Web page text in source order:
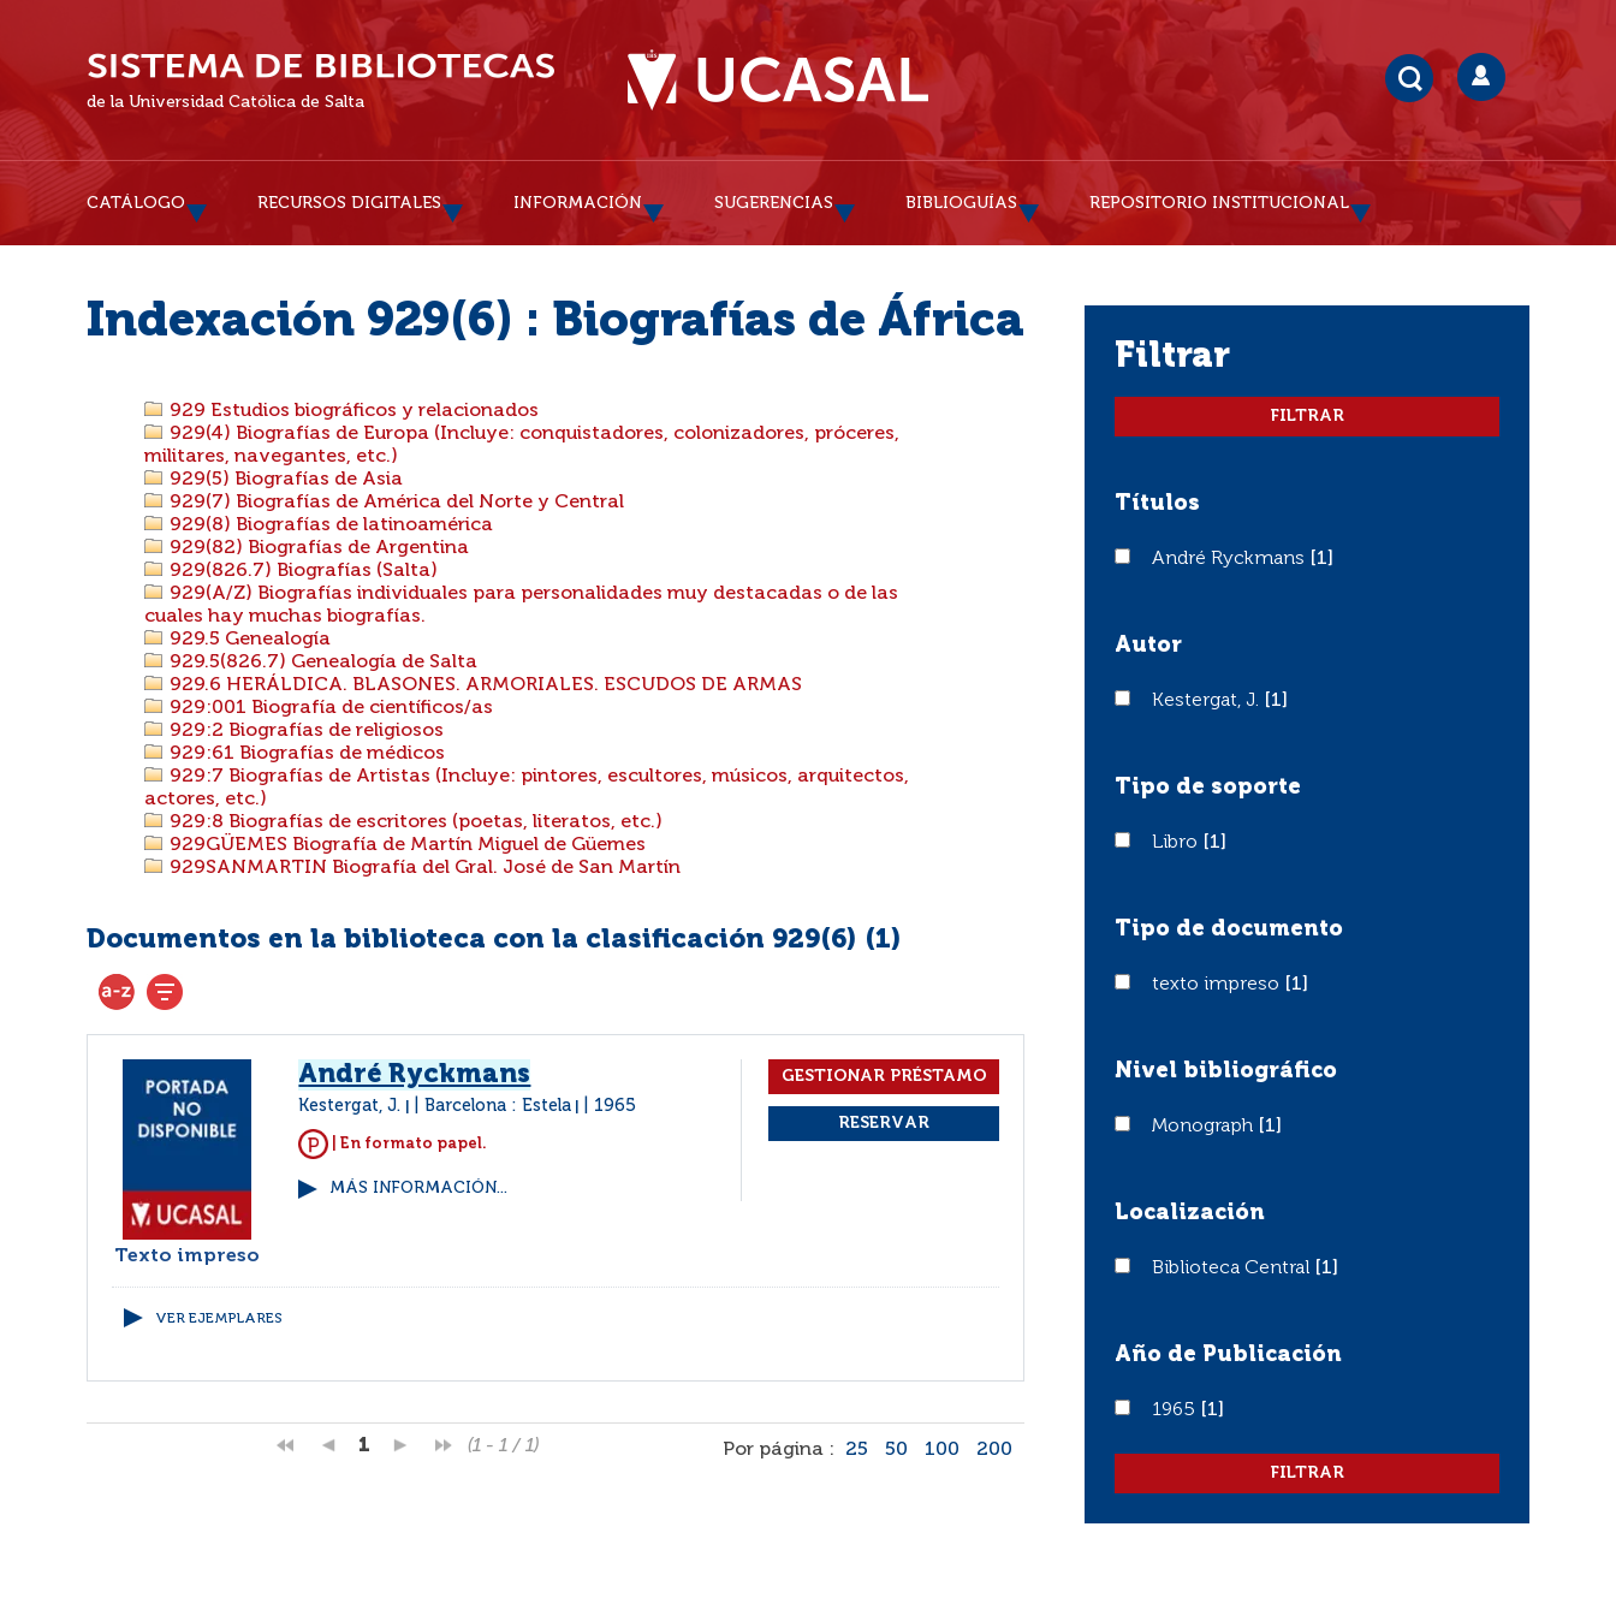
de la Universidad Católica de Salta
CATÁLOGO RECURSOS DIGITALES INFORMACIÓN SUGERENCIAS BIBLIOGUÍAS REPOSITORIO INSTITUCIONAL
Indexación 929(6) : Biografías de África
929 Estudios biográficos y relacionados
929(4) Biografías de Europa (Incluye: conquistadores, colonizadores, próceres,
militares, navegantes, etc.)
929(5) Biografías de Asia
929(7) Biografías de América del Norte y Central
929(8) Biografías de latinoamérica
929(82) Biografías de Argentina
929(826.7) Biografías (Salta)
929(A/Z) Biografías individuales para personalidades muy destacadas o de las
cuales hay muchas biografías.
929.5 Genealogía
929.5(826.7) Genealogía de Salta
929.6 HERÁLDICA. BLASONES. ARMORIALES. ESCUDOS DE ARMAS
929:001 Biografía de científicos/as
929:2 Biografías de religiosos
929:61 Biografías de médicos
929:7 Biografías de Artistas (Incluye: pintores, escultores, músicos, arquitectos,
actores, etc.)
929:8 Biografías de escritores (poetas, literatos, etc.)
929GÜEMES Biografía de Martín Miguel de Güemes
929SANMARTIN Biografía del Gral. José de San Martín
Documentos en la biblioteca con la clasificación 929(6) (1)
Texto impreso
André Ryckmans
Kestergat, J. Barcelona : Estela 1965
| En formato papel.
MÁS INFORMACIÓN...
VER EJEMPLARES
1 (1 - 1 / 1) Por página : 25 50 100 200
filtrar
Títulos
André Ryckmans
André Ryckmans [1]
Autor
Kestergat, J.
Kestergat, J. [1]
Tipo de soporte
LibroLibro [1]
Tipo de documento
texto impreso
texto impreso [1]
Nivel bibliográfico
Monograph
Monograph [1]
Localización
Biblioteca Central
Biblioteca Central [1]
Año de Publicación
19651965 [1]